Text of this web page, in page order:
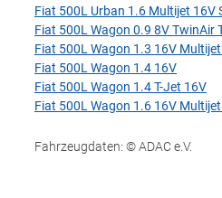
Fiat 500L Urban 1.6 Multijet 16V
Fiat 500L Wagon 0.9 8V TwinAir
Fiat 500L Wagon 1.3 16V
Fiat 500L Wagon 1.4 16V
Fiat 500L Wagon 1.4 T-Jet 16V
Fiat 500L Wagon 1.6 16V
Fahrzeugdaten: © ADAC e.V.